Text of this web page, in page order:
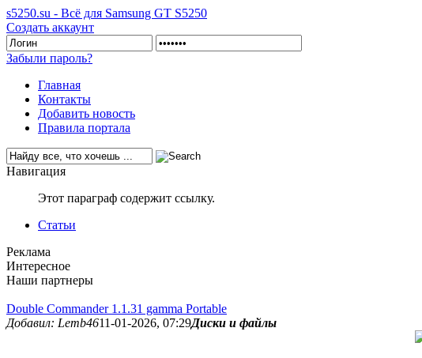
s5250.su - Всё для Samsung GT S5250
Создать аккаунт
Забыли пароль?
Главная
Контакты
Добавить новость
Правила портала
Навигация
Этот параграф содержит ссылку.
Статьи
Реклама
Интересное
Наши партнеры
Double Commander 1.1.31 gamma Portable
Добавил: Lemb4611-01-2026, 07:29Диски и файлы